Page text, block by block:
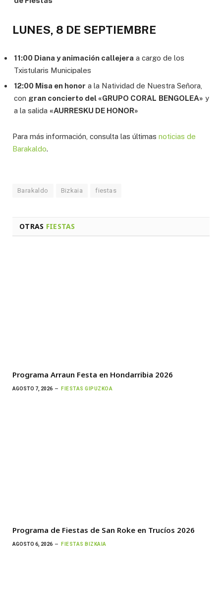
LUNES, 8 DE SEPTIEMBRE
11:00 Diana y animación callejera a cargo de los
Txistularis Municipales
12:00 Misa en honor a la Natividad de Nuestra Señora,
con gran concierto del «GRUPO CORAL BENGOLEA» y
a la salida «AURRESKU DE HONOR»
Para más información, consulta las últimas noticias de
Barakaldo.
Barakaldo Bizkaia fiestas
OTRAS FIESTAS
Programa Arraun Festa en Hondarribia 2026
AGOSTO 7, 2026 FIESTAS GIPUZKOA
Programa de Fiestas de San Roke en Trucíos 2026
AGOSTO 6, 2026 FIESTAS BIZKAIA